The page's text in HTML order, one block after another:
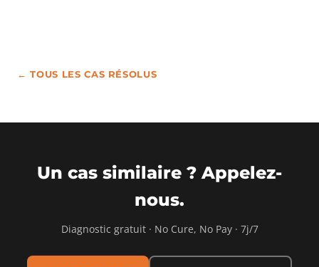
← TOUS LES CAS RÉSOLUS
Un cas similaire ? Appelez-
nous.
Diagnostic gratuit · No Cure, No Pay · 7j/7